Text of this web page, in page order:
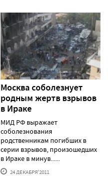
Москва соболезнует
родным жертв взрывов
в Ираке
МИД РФ выражает
соболезнования
родственникам погибших в
серии взрывов, произошедших
в Ираке в минув......
24 ДЕКАБРЯ'2011